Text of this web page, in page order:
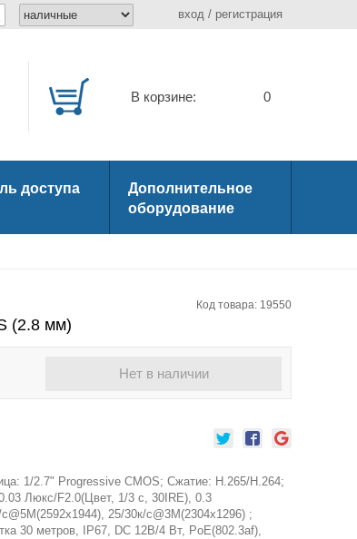
вход / регистрация
В корзине: 0
доступа
Дополнительное
оборудование
Код товара: 19550
(2.8 мм)
Нет в наличии
1/2.7" Progressive CMOS; Сжатие: H.265/H.264;
Люкс/F2.0(Цвет, 1/3 с, 30IRE), 0.3
25/30к/с@3M(2304х1296) ;
30 метров, IP67, DC 12В/4 Вт, PoE(802.3af),